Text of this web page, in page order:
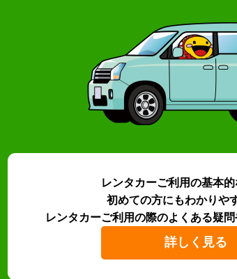
レンタカーご利用の基本
初めての方にもわかりや
レンタカーご利用の際のよくある疑問
詳しく見る